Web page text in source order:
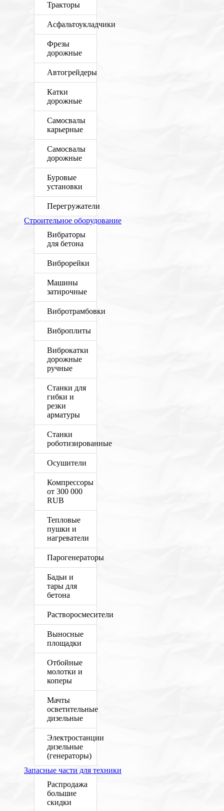
Тракторы
Асфальтоукладчики
Фрезы
дорожные
Автогрейдеры
Катки
дорожные
Самосвалы
карьерные
Самосвалы
дорожные
Буровые
установки
Перегружатели
Строительное оборудование
Вибраторы
для бетона
Виброрейки
Машины
затирочные
Вибротрамбовки
Виброплиты
Виброкатки
дорожные
ручные
Станки для
гибки и
резки
арматуры
Станки
роботизированные
Осушители
Компрессоры
от 300 000
RUB
Тепловые
пушки и
нагреватели
Парогенераторы
Бадьи и
тары для
бетона
Растворосмесители
Выносные
площадки
Отбойные
молотки и
коперы
Мачты
осветительные
дизельные
Электростанции
дизельные
(генераторы)
Запасные части для техники
Распродажа
большие
скидки